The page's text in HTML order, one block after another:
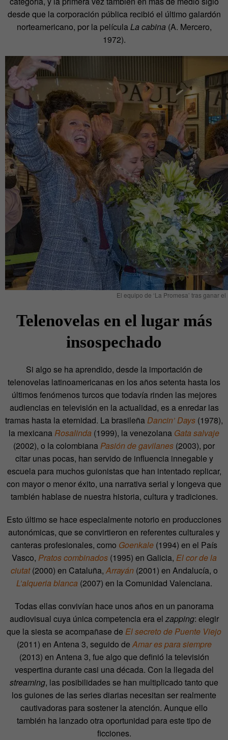
desde que la corporación pública recibió el último galardón
norteamericano, por la películaLa cabina (A. Mercero,
1972).
El equipo de ‘La Promesa’ tras ganar el
Telenovelas en el lugar más
insospechado
Si algo se ha aprendido, desde la importación de
telenovelas latinoamericanas en los años setenta hasta los
últimos fenómenos turcos que todavía rinden las mejores
audiencias en televisión en la actualidad, es a enredar las
tramas hasta la eternidad. La brasileñaDancin’ Days (1978),
la mexicana Rosalinda (1999), la venezolana Gata salvaje
(2002), o la colombianaPasión de gavilanes (2003), por
citar unas pocas, han servido de influencia innegable y
escuela para muchos guionistas que han intentado replicar,
con mayor o menor éxito, una narrativa serial y longeva que
también hablase de nuestra historia, cultura y tradiciones.
Esto último se hace especialmente notorio en producciones
autonómicas, que se convirtieron en referentes culturales y
canteras profesionales, como Goenkale (1994) en el País
Vasco, Pratos combinados (1995) en Galicia, El cor de la
ciutat(2000) en Cataluña,Arrayán(2001) en Andalucía, o
L’alqueria blanca (2007) en la Comunidad Valenciana.
Todas ellas convivían hace unos años en un panorama
audiovisual cuya única competencia era el zapping: elegir
que la siesta se acompañase de El secreto de Puente Viejo
(2011) en Antena 3, seguido deAmar es para siempre
(2013) en Antena 3, fue algo que definió la televisión
vespertina durante casi una década. Con la llegada del
streaming, las posibilidades se han multiplicado tanto que
los guiones de las series diarias necesitan ser realmente
cautivadoras para sostener la atención. Aunque ello
también ha lanzado otra oportunidad para este tipo de
ficciones.